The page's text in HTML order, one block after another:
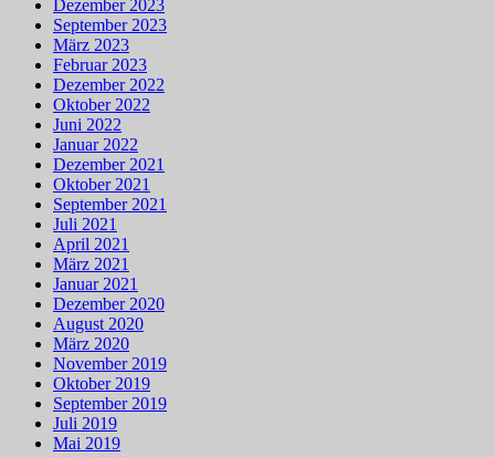
Dezember 2023
September 2023
März 2023
Februar 2023
Dezember 2022
Oktober 2022
Juni 2022
Januar 2022
Dezember 2021
Oktober 2021
September 2021
Juli 2021
April 2021
März 2021
Januar 2021
Dezember 2020
August 2020
März 2020
November 2019
Oktober 2019
September 2019
Juli 2019
Mai 2019